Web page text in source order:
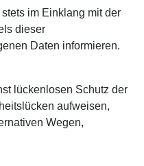
im Einklang mit der
dieser
Daten informieren.
lückenlosen Schutz der
aufweisen,
Wegen,